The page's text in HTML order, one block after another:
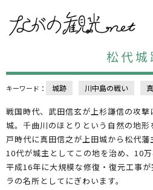
松代城
キーワード： 城跡 川中島の戦い
戦国時代、武田信玄が上杉謙信の攻
城。千曲川のほとりという自然の地
戸時代に真田信之が上田城から松代
10代が城主としてこの地を治め、10
平成16年に大規模な修復・復元工事
ラの名所としてにぎわいます。